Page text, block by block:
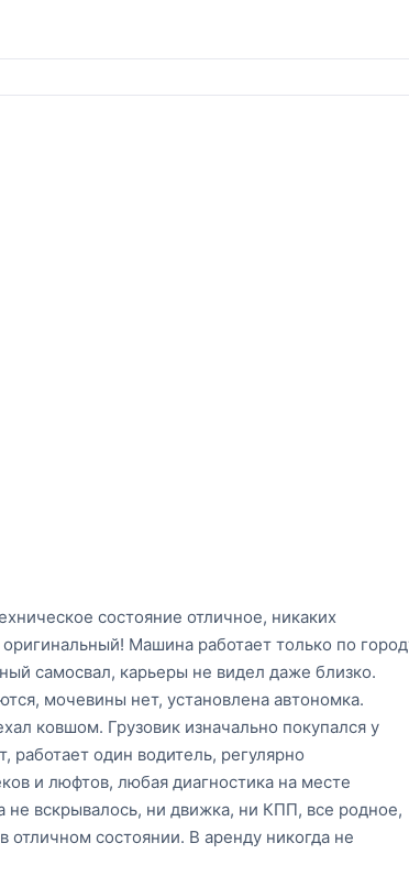
состояние отличное, никаких
Машина работает только по
самосвал, карьеры не видел даже близко.
мочевины нет, установлена автономка.
ковшом. Грузовик изначально покупался у
один водитель, регулярно
и люфтов, любая диагностика на месте
не вскрывалось, ни движка, ни КПП, все родное,
состоянии. В аренду никогда не